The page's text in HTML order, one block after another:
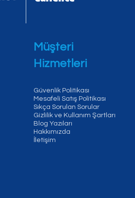
Müşteri
Hizmetleri
Güvenlik Politikası
Mesafeli Satış Politikası
Sıkça Sorulan Sorular
Gizlilik ve Kullanım Şartları
Blog Yazıları
Hakkımızda
İletişim